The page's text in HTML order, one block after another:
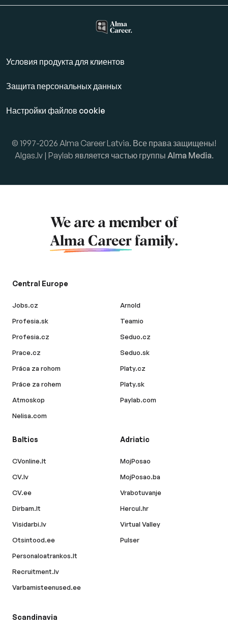
Условия продукта для клиентов
Защита персональных данных
Настройки файлов cookie
© 1997-2026 Alma Career Latvia. Все права защищены!
Algas.lv | Paylab является частью группы Alma Media.
We are a member of
Alma Career family.
Central Europe
Jobs.cz
Profesia.sk
Profesia.cz
Prace.cz
Práca za rohom
Práce za rohem
Atmoskop
Nelisa.com
Arnold
Teamio
Seduo.cz
Seduo.sk
Platy.cz
Platy.sk
Paylab.com
Baltics
CVonline.lt
CV.lv
CV.ee
Dirbam.lt
Visidarbi.lv
Otsintood.ee
Personaloatrankos.lt
Recruitment.lv
Varbamisteenused.ee
Adriatic
MojPosao
MojPosao.ba
Vrabotuvanje
Hercul.hr
Virtual Valley
Pulser
Scandinavia